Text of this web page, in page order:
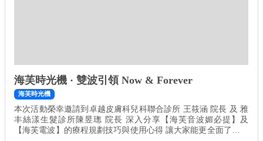
海芙時光機 · 雙波引領 Now & Forever
海芙時光機
本次活動榮幸邀請到卓越皮膚科兒科聯合診所 王筱涵 院長 及 雅
丰絲漾生髮診所陳昱璁 院長 深入分享【海芙音波媚必提】及
【海芙電波】的療程規劃技巧與使用心得 讓大家能更全面了解品